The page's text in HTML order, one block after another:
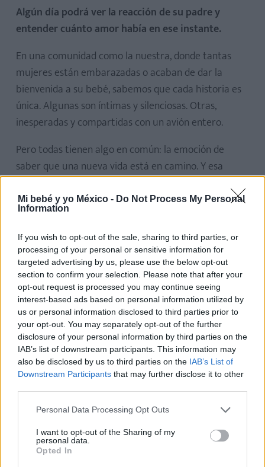
Mi bebé y yo México - Do Not Process My Personal
Information
If you wish to opt-out of the sale, sharing to third parties, or
processing of your personal or sensitive information for
targeted advertising by us, please use the below opt-out
section to confirm your selection. Please note that after your
opt-out request is processed you may continue seeing
interest-based ads based on personal information utilized by
us or personal information disclosed to third parties prior to
your opt-out. You may separately opt-out of the further
disclosure of your personal information by third parties on the
IAB’s list of downstream participants. This information may
also be disclosed by us to third parties on the IAB’s List of
Downstream Participants that may further disclose it to other
Personal Data Processing Opt Outs
I want to opt-out of the Sharing of my
personal data.
Opted In
Algún día podrá ver la reacción de su padre y
entender cuánto amor había en ese instante.
En una comunidad como la nuestra, donde tantas
mujeres están embarazadas o acaban de dar la
bienvenida a su bebé, sabemos que cada historia es
única. Algunas son íntimas y silenciosas. Otras,
inesperadas y compartidas con un avión entero.
Pero todas tienen algo en común: la emoción de
saber que una nueva vida está en camino. Y esa
emoción, esa mezcla de risa, incredulidad y lágrimas
felices, es universal.
Te puede interesar…
¿Es bueno o malo hablar a los bebés con un
lenguaje y un tono "infantilizados"?